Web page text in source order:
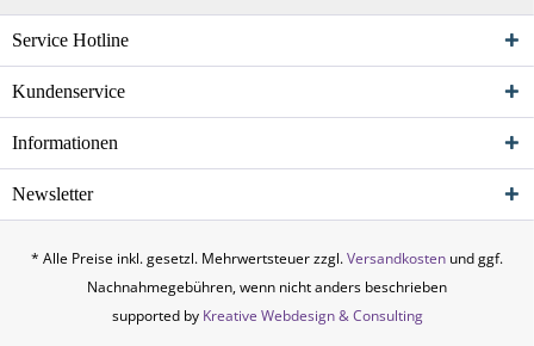
Service Hotline
Kundenservice
Informationen
Newsletter
* Alle Preise inkl. gesetzl. Mehrwertsteuer zzgl.Versandkosten und ggf.
Nachnahmegebühren, wenn nicht anders beschrieben
supported by Kreative Webdesign & Consulting